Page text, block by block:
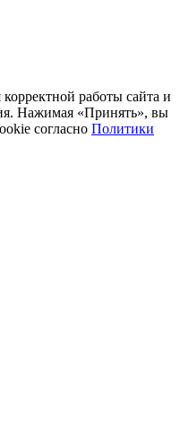
работы сайта и
Нажимая «Принять», вы
согласно Политики